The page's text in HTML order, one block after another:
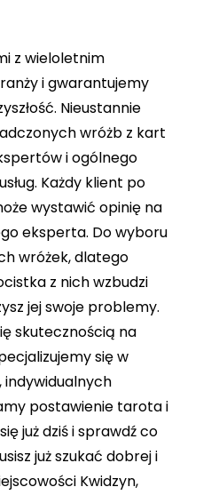
z wieloletnim
i gwarantujemy
Nieustannie
wróżb z kart
i ogólnego
Każdy klient po
wystawić opinię na
eksperta. Do wyboru
wróżek, dlatego
z nich wzbudzi
jej swoje problemy.
skutecznością na
się w
indywidualnych
postawienie tarota i
już dziś i sprawdź co
już szukać dobrej i
Kwidzyn,